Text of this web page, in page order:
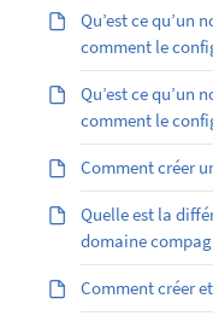
Qu’est ce qu’un
comment le
Qu’est ­ce qu’un
comment le
Comment créer
Quelle est la
domaine
Comment créer